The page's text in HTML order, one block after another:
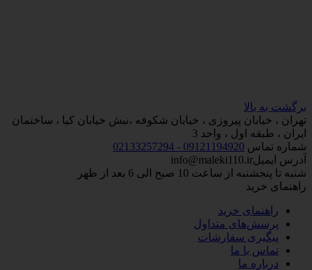
برگشت به بالا
تهران ، خیابان پیروزی ، خیابان شکوفه ،نبش خیابان کیا ، ساختمان
ایران ، طبقه اول ، واحد 3
شماره تماس 09121194920 - 02133257294
آدرس ایمیلinfo@maleki110.ir
شنبه تا پنجشنبه از ساعت 10 صبح الی 6 بعد از ظهر
راهنمای خرید
راهنمای خرید
پرسش‌های متداول
پیگیری سفارشات
تماس با ما
درباره ما